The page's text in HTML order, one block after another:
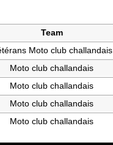
Team
Moto club challandais
Moto club challandais
Moto club challandais
Moto club challandais
Moto club challandais